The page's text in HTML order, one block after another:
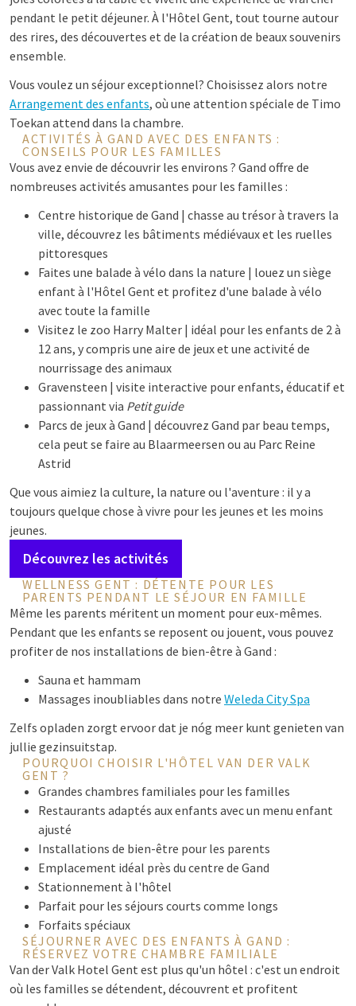
pendant le petit déjeuner. À l'Hôtel Gent, tout tourne autour
des rires, des découvertes et de la création de beaux souvenirs
ensemble.
Vous voulez un séjour exceptionnel? Choisissez alors notre
Arrangement des enfants, où une attention spéciale de Timo
Toekan attend dans la chambre.
ACTIVITÉS À GAND AVEC DES ENFANTS :
CONSEILS POUR LES FAMILLES
Vous avez envie de découvrir les environs ? Gand offre de
nombreuses activités amusantes pour les familles :
Centre historique de Gand | chasse au trésor à travers la
ville, découvrez les bâtiments médiévaux et les ruelles
pittoresques
Faites une balade à vélo dans la nature | louez un siège
enfant à l'Hôtel Gent et profitez d'une balade à vélo
avec toute la famille
Visitez le zoo Harry Malter | idéal pour les enfants de 2 à
12 ans, y compris une aire de jeux et une activité de
nourrissage des animaux
Gravensteen | visite interactive pour enfants, éducatif et
passionnant via Petit guide
Parcs de jeux à Gand | découvrez Gand par beau temps,
cela peut se faire au Blaarmeersen ou au Parc Reine
Astrid
Que vous aimiez la culture, la nature ou l'aventure : il y a
toujours quelque chose à vivre pour les jeunes et les moins
jeunes.
Découvrez les activités
WELLNESS GENT : DÉTENTE POUR LES
PARENTS PENDANT LE SÉJOUR EN FAMILLE
Même les parents méritent un moment pour eux-mêmes.
Pendant que les enfants se reposent ou jouent, vous pouvez
profiter de nos installations de bien-être à Gand :
Sauna et hammam
Massages inoubliables dans notre Weleda City Spa
Zelfs opladen zorgt ervoor dat je nóg meer kunt genieten van
jullie gezinsuitstap.
POURQUOI CHOISIR L'HÔTEL VAN DER VALK
GENT ?
Grandes chambres familiales pour les familles
Restaurants adaptés aux enfants avec un menu enfant
ajusté
Installations de bien-être pour les parents
Emplacement idéal près du centre de Gand
Stationnement à l'hôtel
Parfait pour les séjours courts comme longs
Forfaits spéciaux
SÉJOURNER AVEC DES ENFANTS À GAND :
RÉSERVEZ VOTRE CHAMBRE FAMILIALE
Van der Valk Hotel Gent est plus qu'un hôtel : c'est un endroit
où les familles se détendent, découvrent et profitent